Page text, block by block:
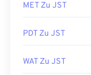
MET Zu JST
PDT Zu JST
WAT Zu JST